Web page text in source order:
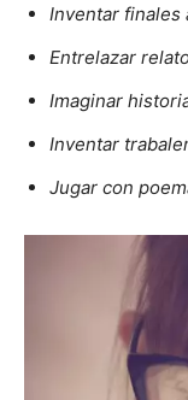
Inventar finales
Entrelazar
Imaginar
Inventar
Jugar con